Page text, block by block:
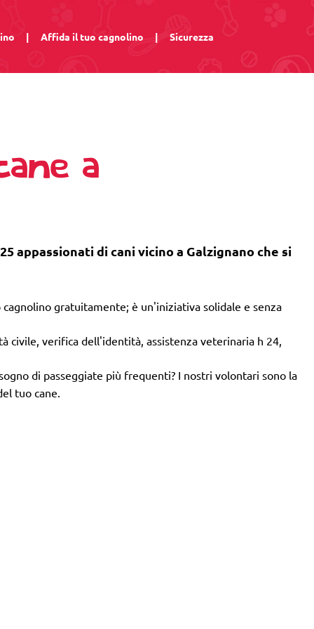
| Affida il tuo cagnolino | Sicurezza
a
appassionati di cani vicino a Galzignano che si
gratuitamente; è un'iniziativa solidale e senza
civile, verifica dell'identità, assistenza veterinaria h 24,
di passeggiate più frequenti? I nostri volontari sono la
tuo cane.